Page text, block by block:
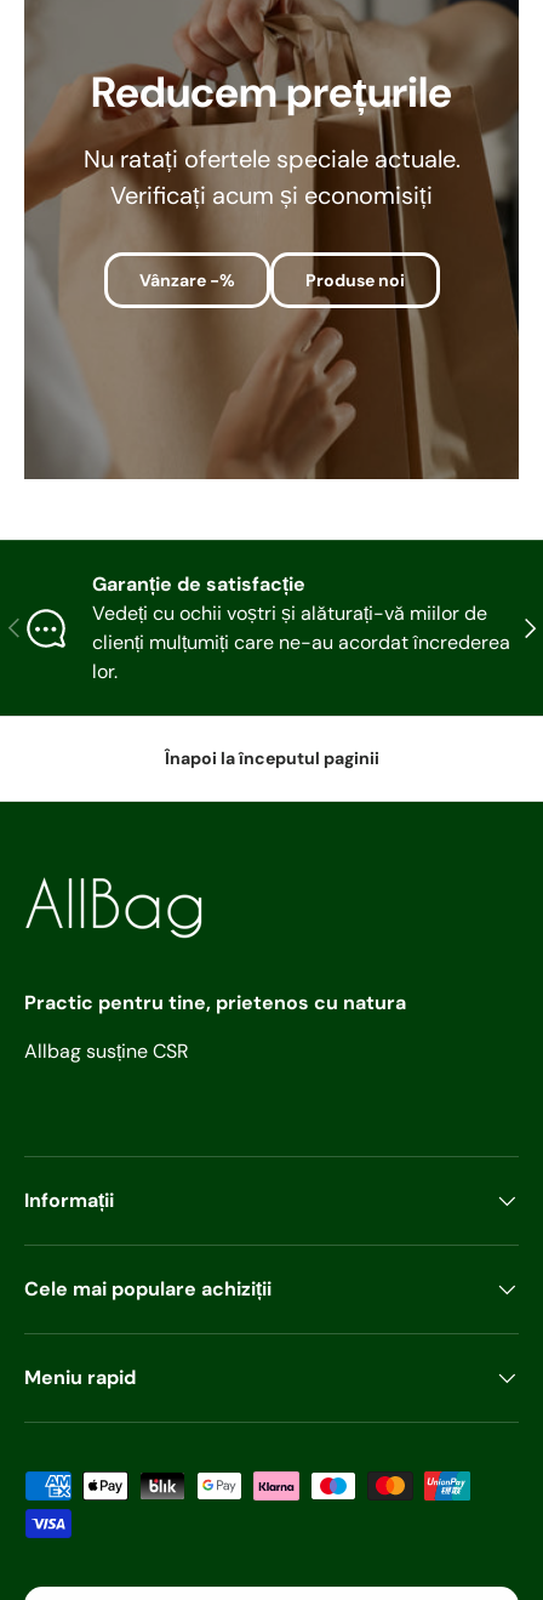
Reducem prețurile
Nu ratați ofertele speciale actuale.
Verificați acum și economisiți
Vânzare -% Produse noi
Articolul precedent
Garanție de satisfacție
Vedeți cu ochii voștri și alăturați-vă miilor de
clienți mulțumiți care ne-au acordat încrederea
lor.
Înapoi la începutul paginii
Practic pentru tine, prietenos cu natura
Allbag susține CSR
Informații
Cele mai populare achiziții
Meniu rapid
Metode de plată acceptabile